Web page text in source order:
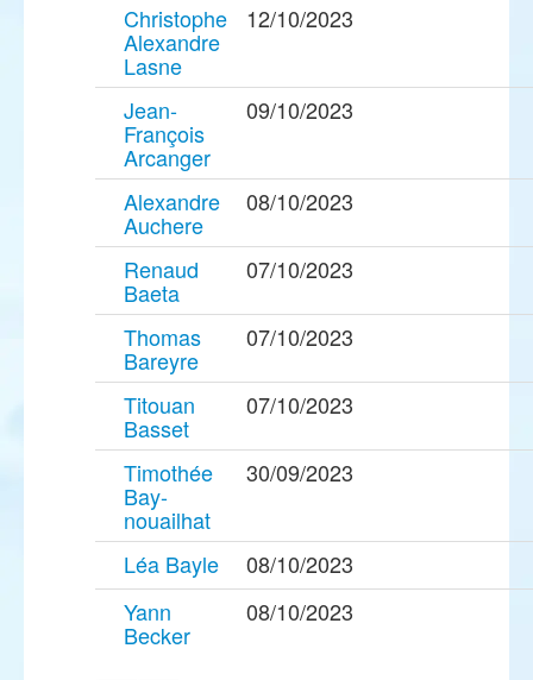
Christophe
Alexandre
Lasne
12/10/2023
Jean-
François
Arcanger
09/10/2023
Alexandre
Auchere
08/10/2023
Renaud
Baeta
07/10/2023
Thomas
Bareyre
07/10/2023
Titouan
Basset
07/10/2023
Timothée
Bay-
nouailhat
30/09/2023
Léa Bayle
08/10/2023
Yann
Becker
08/10/2023